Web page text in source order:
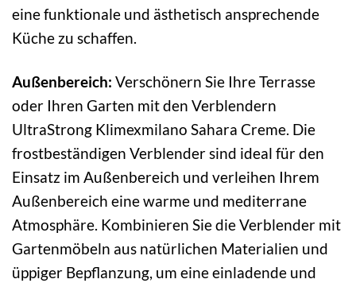
eine funktionale und ästhetisch ansprechende
Küche zu schaffen.
Außenbereich: Verschönern Sie Ihre Terrasse
oder Ihren Garten mit den Verblendern
UltraStrong Klimexmilano Sahara Creme. Die
frostbeständigen Verblender sind ideal für den
Einsatz im Außenbereich und verleihen Ihrem
Außenbereich eine warme und mediterrane
Atmosphäre. Kombinieren Sie die Verblender mit
Gartenmöbeln aus natürlichen Materialien und
üppiger Bepflanzung, um eine einladende und